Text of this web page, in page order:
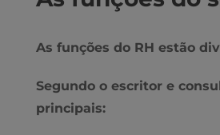
As funções do RH estão
Segundo o escritor e
principais: